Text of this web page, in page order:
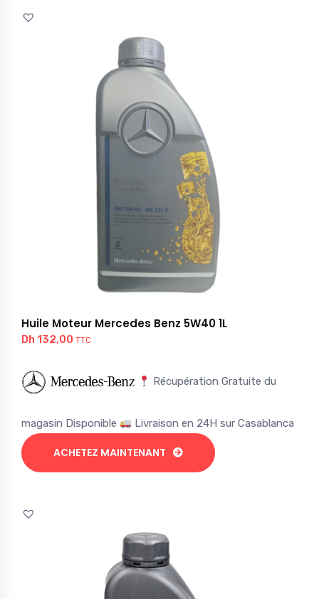
Huile Moteur Mercedes Benz 5W40 1L
Dh 132,00 TTC
Récupération Gratuite du
magasin Disponible Livraison en 24H sur Casablanca
ACHETEZ MAINTENANT